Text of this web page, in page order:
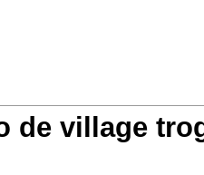
de village